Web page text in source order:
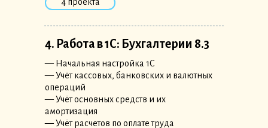
4. Работа в 1С: Бухгалтерии 8.3
— Начальная настройка 1C
— Учёт кассовых, банковских и валютных
операций
— Учёт основных средств и их
амортизация
— Учёт расчетов по оплате труда